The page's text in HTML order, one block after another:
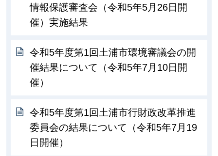
情報保護審査会（令和5年5月26日開
催）実施結果
令和5年度第1回土浦市環境審議会の開
催結果について（令和5年7月10日開
催）
令和5年度第1回土浦市行財政改革推進
委員会の結果について（令和5年7月19
日開催）